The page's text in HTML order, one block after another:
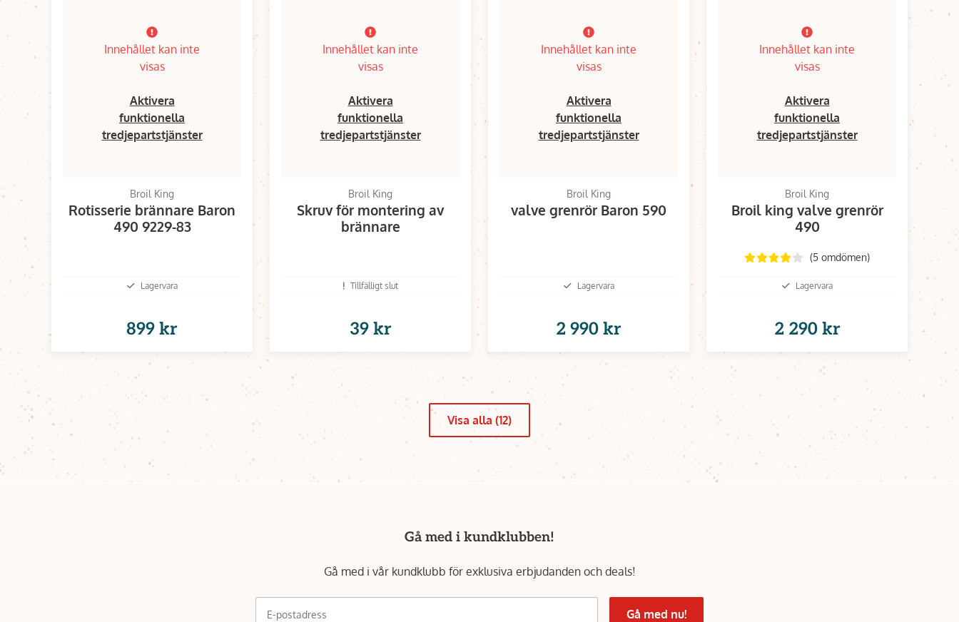
Innehållet kan inte
visas
Aktivera
funktionella
tredjepartstjänster
Broil King
Rotisserie brännare Baron
490 9229-83
Lagervara
899 kr
Innehållet kan inte
visas
Aktivera
funktionella
tredjepartstjänster
Broil King
Skruv för montering av
brännare
Tillfälligt slut
39 kr
Innehållet kan inte
visas
Aktivera
funktionella
tredjepartstjänster
Broil King
valve grenrör Baron 590
Lagervara
2 990 kr
Innehållet kan inte
visas
Aktivera
funktionella
tredjepartstjänster
Broil King
Broil king valve grenrör
490
(5 omdömen)
Lagervara
2 290 kr
Visa alla (12)
Gå med i kundklubben!
Gå med i vår kundklubb för exklusiva erbjudanden och deals!
E-postadress Gå med nu!